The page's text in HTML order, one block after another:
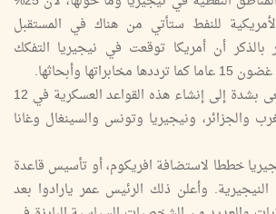
للنفط ستأتي من هناك في المستقبل
بالذكر أن أمريكا توقعت في نيجيريا التفكك
وأبحاثها.
وكما تفكر أمريكا وتسعى بشدة إلى إنشاء هذه القواعد العسكرية في 12
والجزائر، ونيجيريا وتونس والسينغال وغانا
خططا لاستضافة افريكوم، أو تأسيس قاعدة
وأعلن ذلك الرئيس عمر يارادوا بعد